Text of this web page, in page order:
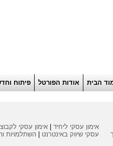
הבית אודות הפורטל פיתוח
אימון עסקי ליחיד אימון עסקי
עסקי שיווק באינטרנט השתלמויות